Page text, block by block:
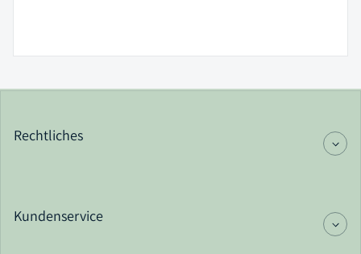
Rechtliches
Kundenservice